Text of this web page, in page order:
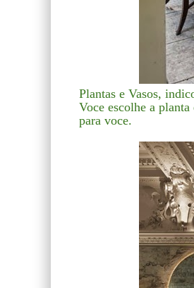
Plantas e Vasos,
Voce escolhe a
para voce.